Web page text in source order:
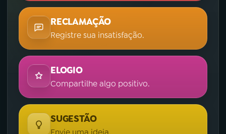
RECLAMAÇÃO
Registre sua insatisfação.
ELOGIO
Compartilhe algo positivo.
SUGESTÃO